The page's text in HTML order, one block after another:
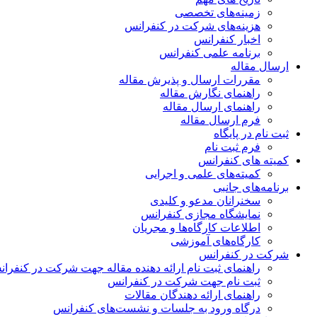
زمینه‌های تخصصی
هزینه‌های شرکت در کنفرانس
اخبار کنفرانس
برنامه علمی کنفرانس
ارسال مقاله
مقررات ارسال و پذیرش مقاله
راهنمای نگارش مقاله
راهنمای ارسال مقاله
فرم ارسال مقاله
ثبت نام در پایگاه
فرم ثبت نام
کمیته های کنفرانس
کمیته‌های علمی و اجرایی
برنامه‌های جانبی
سخنرانان مدعو و کلیدی
نمایشگاه مجازی کنفرانس
اطلاعات کارگاه‌ها و مجریان
کارگاه‌های آموزشی
شرکت در کنفرانس
راهنمای ثبت نام ارائه دهنده مقاله جهت شرکت در
ثبت نام جهت شرکت در کنفرانس
راهنمای ارائه دهندگان مقالات
درگاه ورود به جلسات و نشست‌های کنفرانس